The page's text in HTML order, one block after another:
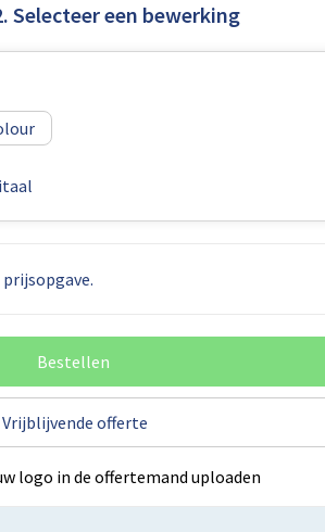
Selecteer een bewerking
Bestellen
Vrijblijvende offerte
logo in de offertemand uploaden